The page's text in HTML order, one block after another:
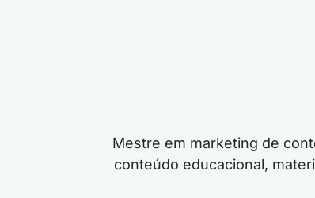
Mestre em marketing de
conteúdo educacional,